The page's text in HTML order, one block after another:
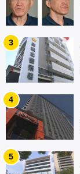
3
4
5